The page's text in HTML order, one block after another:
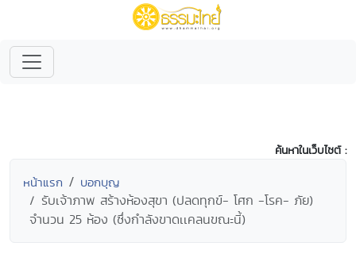
ค้นหาในเว็บไซต์ :
หน้าแรก บอกบุญ
รับเจ้าภาพ สร้างห้องสุขา (ปลดทุกข์- โศก -โรค- ภัย)
จำนวน 25 ห้อง (ซึ่งกำลังขาดเเคลนขณะนี้)